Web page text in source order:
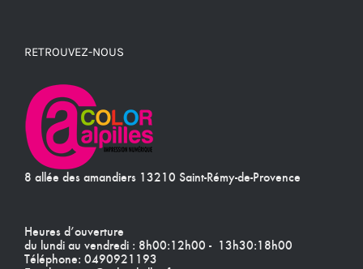
RETROUVEZ-NOUS
8 allée des amandiers 13210 Saint-Rémy-de-Provence
Heures d’ouverture
du lundi au vendredi : 8h00:12h00 - 13h30:18h00
Téléphone: 0490921193